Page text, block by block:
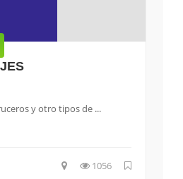
y otro tipos de ...
1056